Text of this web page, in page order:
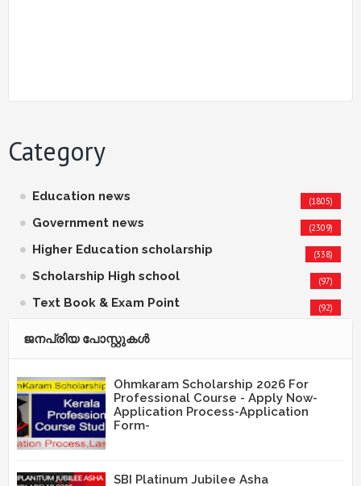
Category
Education news (1805)
Government news (2309)
Higher Education scholarship (338)
Scholarship High school (97)
Text Book & Exam Point (92)
ജനപ്രിയ പോസ്റ്റുകള്‍‌
Ohmkaram Scholarship 2026 For
Professional Course - Apply Now-
Application Process-Application
Form-
SBI Platinum Jubilee Asha